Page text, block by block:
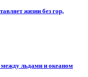
жизни без гор,
льдами и океаном